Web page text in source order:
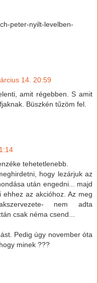
peter-nyilt-levelben-
14. 20:59
amit régebben. S amit
Büszkén tűzöm fel.
tehetetlenebb.
hogy lezárjuk az
után engedni... majd
az akcióhoz. Az meg
nem adta
csak néma csend...
Pedig úgy november óta
minek ???